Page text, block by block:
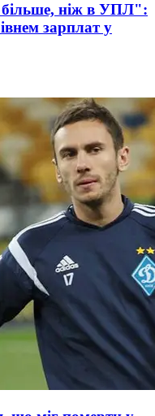
більше, ніж в УПЛ":
зарплат у